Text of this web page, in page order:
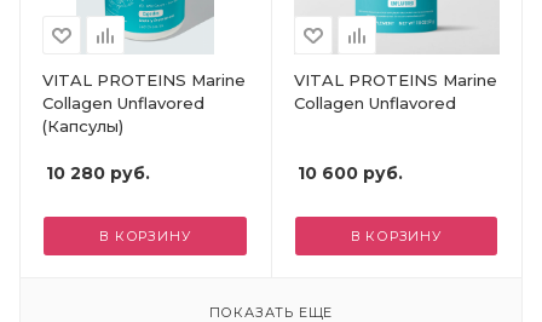
VITAL PROTEINS Marine
Collagen Unflavored
(Капсулы)
10 280 руб.
В КОРЗИНУ
VITAL PROTEINS Marine
Collagen Unflavored
10 600руб.
В КОРЗИНУ
ПОКАЗАТЬ ЕЩЕ